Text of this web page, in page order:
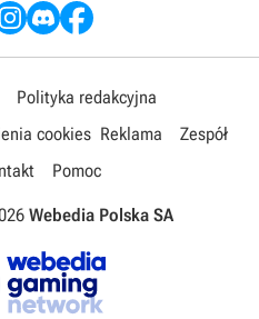
Polityka redakcyjna
cookies Reklama
Zespół
Pomoc
Webedia Polska SA